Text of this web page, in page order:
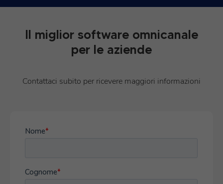
Il miglior software omnicanale
per le aziende
Contattaci subito per ricevere maggiori informazioni